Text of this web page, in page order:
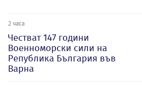
2 часа
Честват 147 години
Военноморски сили на
Република България във
Варна